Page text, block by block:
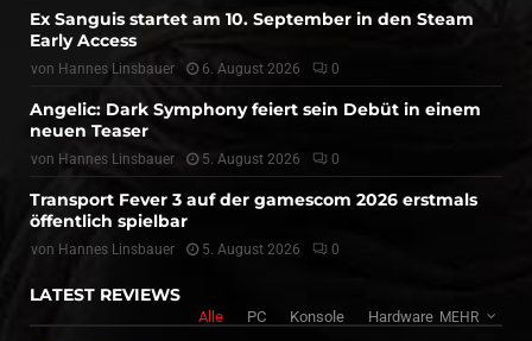
Ex Sanguis startet am 10. September in den Steam
Early Access
von Hannes Linsbauer 6. August 2026 0
Angelic: Dark Symphony feiert sein Debüt in einem
neuen Teaser
von Hannes Linsbauer 5. August 2026 0
Transport Fever 3 auf der gamescom 2026 erstmals
öffentlich spielbar
von Hannes Linsbauer 5. August 2026 0
LATEST REVIEWS
Alle PC Konsole Hardware MEHR